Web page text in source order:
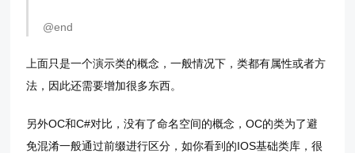
@end
上面只是一个演示类的概念，一般情况下，类都有属性或者方
法，因此还需要增加很多东西。
另外OC和C#对比，没有了命名空间的概念，OC的类为了避
免混淆一般通过前缀进行区分，如你看到的IOS基础类库，很